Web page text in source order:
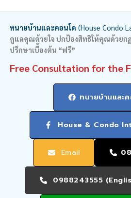
ทนายบ้านและคอนโด (House Condo
ดูแลคุณด้วยใจ ปกป้องสิทธิให้คุณด้วยก
ปรึกษาเบื้องต้น “ฟรี”
Free Consultation for the
ทนายบ้านและ
House & Condo
Email
0988243555